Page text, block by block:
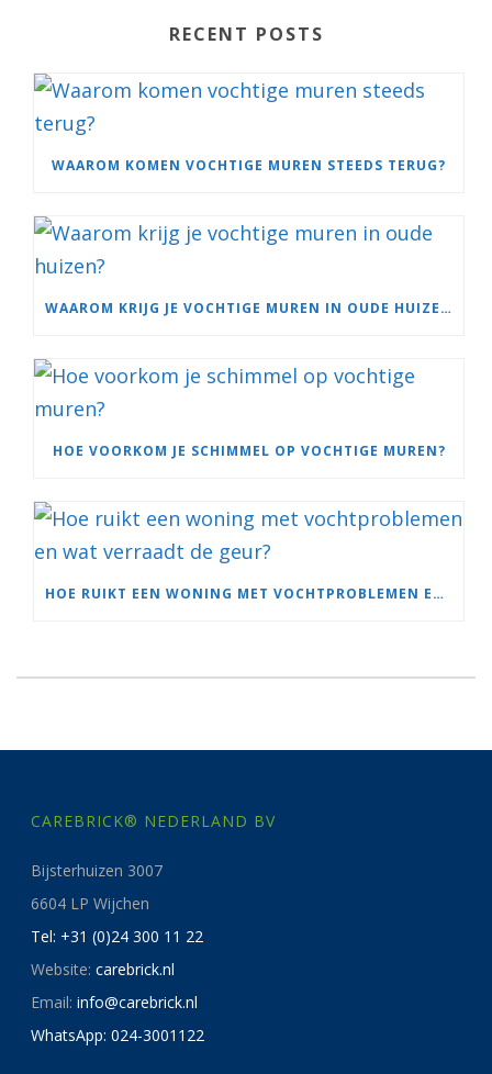
RECENT POSTS
WAAROM KOMEN VOCHTIGE MUREN STEEDS TERUG?
WAAROM KRIJG JE VOCHTIGE MUREN IN OUDE HUIZEN?
HOE VOORKOM JE SCHIMMEL OP VOCHTIGE MUREN?
HOE RUIKT EEN WONING MET VOCHTPROBLEMEN EN WAT VERRAADT DE GEUR?
CAREBRICK® NEDERLAND BV
Bijsterhuizen 3007
6604 LP Wijchen
Tel: +31 (0)24 300 11 22
Website:carebrick.nl
Email:info@carebrick.nl
WhatsApp: 024-3001122